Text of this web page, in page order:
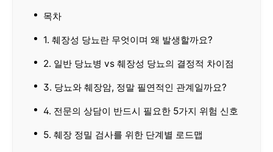
목차
1. 췌장성 당뇨란 무엇이며 왜 발생할까요?
2. 일반 당뇨병 vs 췌장성 당뇨의 결정적 차이점
3. 당뇨와 췌장암, 정말 필연적인 관계일까요?
4. 전문의 상담이 반드시 필요한 5가지 위험 신호
5. 췌장 정밀 검사를 위한 단계별 로드맵